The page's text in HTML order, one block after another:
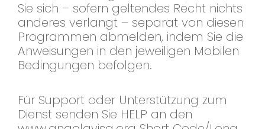
Sie sich – sofern geltendes Recht nichts
anderes verlangt – separat von diesen
Programmen abmelden, indem Sie die
Anweisungen in den jeweiligen Mobilen
Bedingungen befolgen.
Für Support oder Unterstützung zum
Dienst senden Sie HELP an den